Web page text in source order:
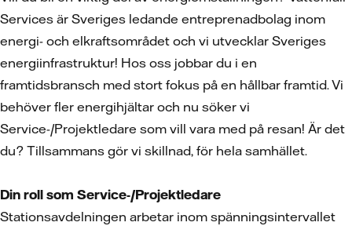
Services är Sveriges ledande entreprenadbolag inom
energi- och elkraftsområdet och vi utvecklar Sveriges
energiinfrastruktur! Hos oss jobbar du i en
framtidsbransch med stort fokus på en hållbar framtid. Vi
behöver fler energihjältar och nu söker vi
Service-/Projektledare som vill vara med på resan! Är det
du? Tillsammans gör vi skillnad, för hela samhället.
Din roll som Service-/Projektledare
Stationsavdelningen arbetar inom spänningsintervallet